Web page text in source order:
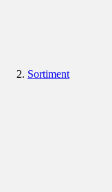
Sortiment